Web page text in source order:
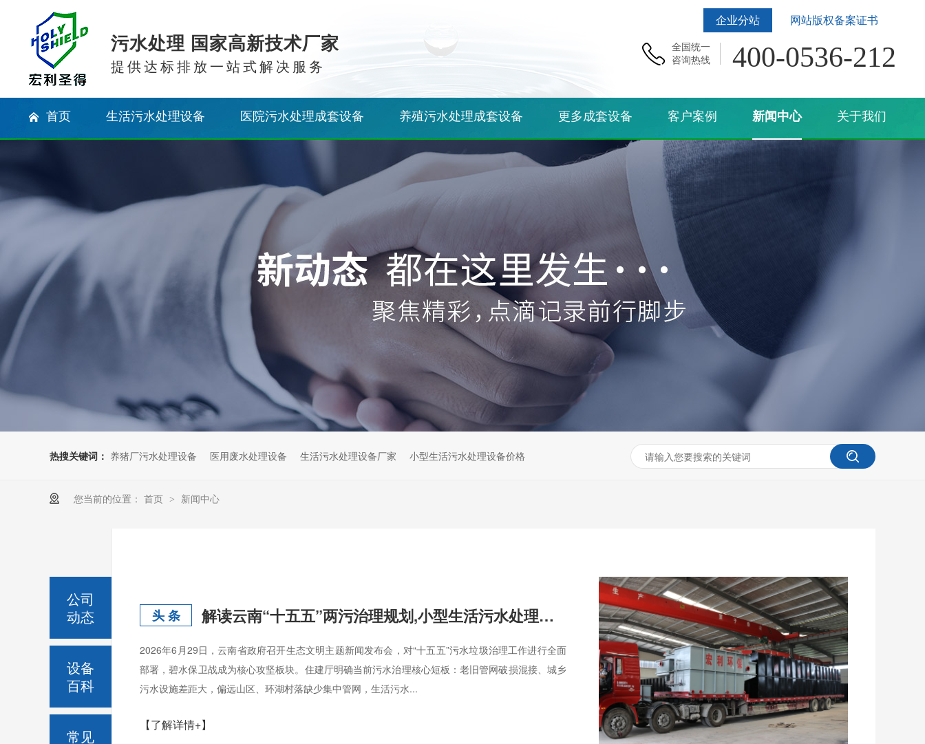
企业分站 网站版权备案证书
污水处理 国家高新技术厂家
提供达标排放一站式解决服务
全国统一
咨询热线
400-0536-212
首页 生活污水处理设备 医院污水处理成套设备 养殖污水处理成套设备 更多成套设备 客户案例 新闻中心 关于我们
热搜关键词： 养猪厂污水处理设备 医用废水处理设备 生活污水处理设备厂家 小型生活污水处理设备价格
您当前的位置： 首页 > 新闻中心
头 条 解读云南“十五五”两污治理规划,小型生活污水处理设备市场机遇
2026年6月29日，云南省政府召开生态文明主题新闻发布会，对“十五五”污水垃圾治理工作进行全面
部署，碧水保卫战成为核心攻坚板块。住建厅明确当前污水治理核心短板：老旧管网破损混接、城乡
污水设施差距大，偏远山区、环湖村落缺少集中管网，生活污水...
【了解详情+】
公司
动态
设备
百科
常见